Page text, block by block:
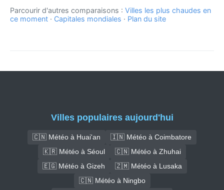
Parcourir d'autres comparaisons : Villes les plus chaudes en
ce moment · Capitales mondiales · Plan du site
Villes populaires aujourd'hui
🇨🇳 Météo à Huai'an
🇮🇳 Météo à Coimbatore
🇰🇷 Météo à Séoul
🇨🇳 Météo à Zhuhai
🇪🇬 Météo à Gizeh
🇿🇲 Météo à Lusaka
🇨🇳 Météo à Ningbo